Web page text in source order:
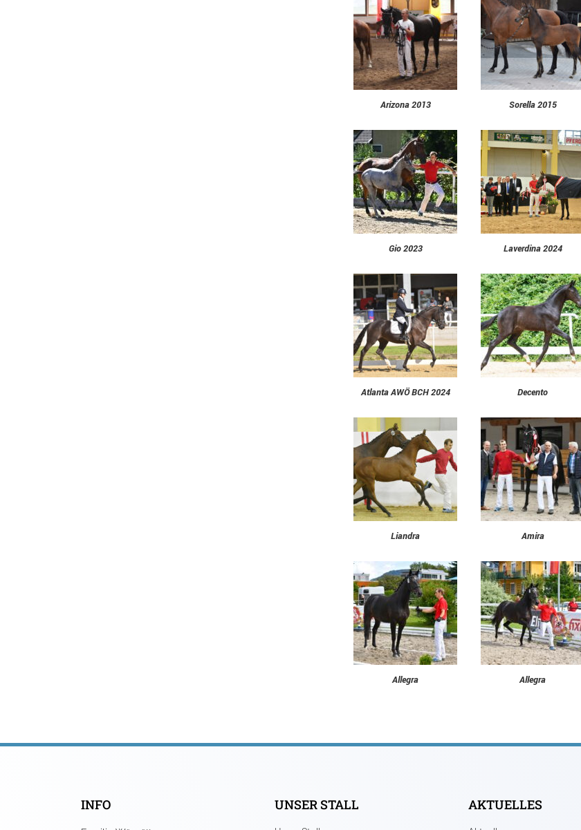
Arizona 2013 Sorella 2015
Gio 2023 Laverdina 2024
Atlanta AWÖ BCH 2024 Decento
Liandra Amira
Allegra Allegra
INFO UNSER STALL AKTUELLES